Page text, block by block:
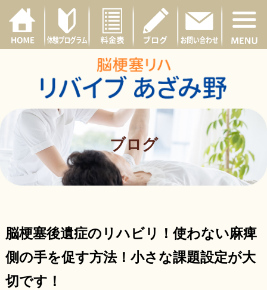
ブログ
脳梗塞後遺症のリハビリ！使わない麻痺
側の手を促す方法！小さな課題設定が大
切です！